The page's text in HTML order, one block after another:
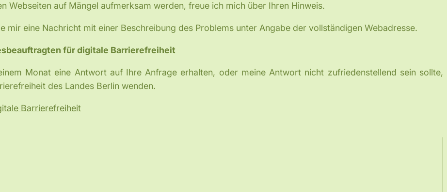
Webseiten auf Mängel aufmerksam werden, freue ich mich über Ihren Hinweis.
mir eine Nachricht mit einer Beschreibung des Problems unter Angabe der vollständigen Webadresse.
für digitale Barrierefreiheit
Monat eine Antwort auf Ihre Anfrage erhalten, oder meine Antwort nicht zufriedenstellend sein sollte,
des Landes Berlin wenden.
Barrierefreiheit